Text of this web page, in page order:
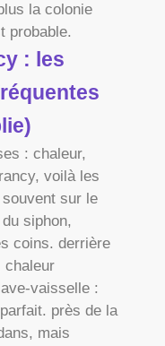
la colonie
probable.
: les
: chaleur,
voilà les
sur le
siphon,
coins. derrière
chaleur
vaisselle :
près de la
mais